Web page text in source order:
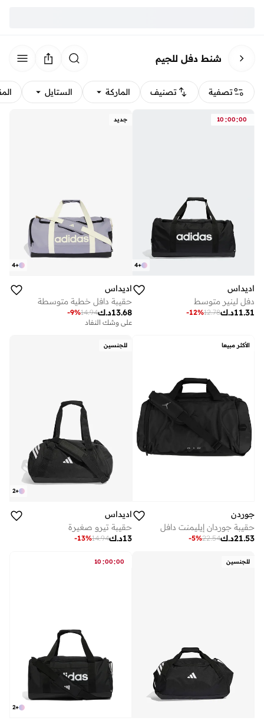
شنط دفل للجيم
تصفية تصنيف الماركة الستايل
10 :00:00
+
4
اديداس
دفل لينير متوسط
د.ك11.31
12.78
-12%
جديد
+
4
اديداس
حقيبة دافل خطية متوسطة
د.ك13.68
14.94
-9%
على وشك النفاد
الأكثر مبيعا
جوردن
حقيبة جوردان إيليمنت دافل
د.ك21.53
22.54
-5%
للجنسين
+
2
اديداس
حقيبة تيرو صغيرة
د.ك13
14.94
-13%
للجنسين 10 :00:00
+
2